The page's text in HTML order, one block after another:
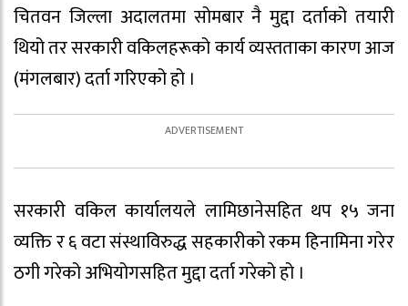
चितवन जिल्ला अदालतमा सोमबार नै मुद्दा दर्ताको तयारी
थियो तर सरकारी वकिलहरूको कार्य व्यस्तताका कारण आज
(मंगलबार) दर्ता गरिएको हो ।
सरकारी वकिल कार्यालयले लामिछानेसहित थप १५ जना
व्यक्ति र ६ वटा संस्थाविरुद्ध सहकारीको रकम हिनामिना गरेर
ठगी गरेको अभियोगसहित मुद्दा दर्ता गरेको हो ।